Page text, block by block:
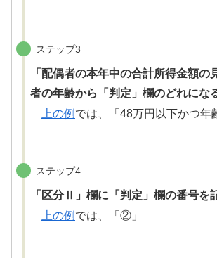
ステップ3
「配偶者の本年中の合計所得金額の
者の年齢から「判定」欄のどれにな
上の例 では、「48万円以下かつ年
ステップ4
「区分Ⅱ」欄に「判定」欄の番号を
上の例 では、「②」